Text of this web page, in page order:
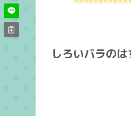
しろいバラの